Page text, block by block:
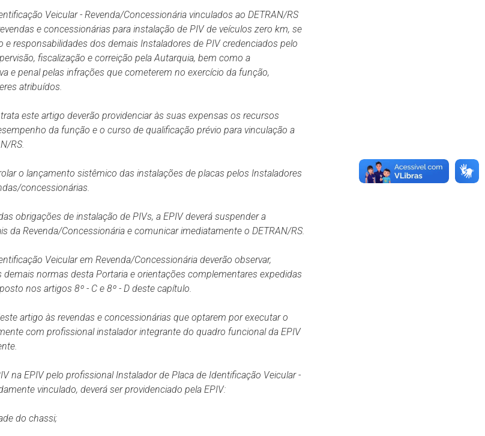
Veicular - Revenda/Concessionária vinculados ao DETRAN/RS
e concessionárias para instalação de PIV de veículos zero km, se
responsabilidades dos demais Instaladores de PIV credenciados pelo
fiscalização e correição pela Autarquia, bem como a
e penal pelas infrações que cometerem no exercício da função,
atribuídos.
este artigo deverão providenciar às suas expensas os recursos
da função e o curso de qualificação prévio para vinculação a
RS.
o lançamento sistêmico das instalações de placas pelos Instaladores
concessionárias.
obrigações de instalação de PIVs, a EPIV deverá suspender a
da Revenda/Concessionária e comunicar imediatamente o DETRAN/RS.
Veicular em Revenda/Concessionária deverão observar,
normas desta Portaria e orientações complementares expedidas
nos artigos 8º - C e 8º - D deste capítulo.
artigo às revendas e concessionárias que optarem por executar o
com profissional instalador integrante do quadro funcional da EPIV
na EPIV pelo profissional Instalador de Placa de Identificação Veicular -
vinculado, deverá ser providenciado pela EPIV:
do chassi;